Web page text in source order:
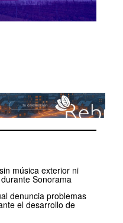
música exterior ni
Sonorama
denuncia problemas
el desarrollo de